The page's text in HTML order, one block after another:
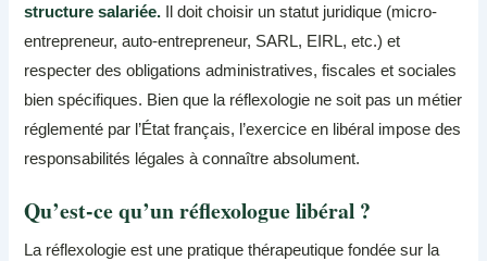
structure salariée. Il doit choisir un statut juridique (micro-
entrepreneur, auto-entrepreneur, SARL, EIRL, etc.) et
respecter des obligations administratives, fiscales et sociales
bien spécifiques. Bien que la réflexologie ne soit pas un métier
réglementé par l’État français, l’exercice en libéral impose des
responsabilités légales à connaître absolument.
Qu’est-ce qu’un réflexologue libéral ?
La réflexologie est une pratique thérapeutique fondée sur la